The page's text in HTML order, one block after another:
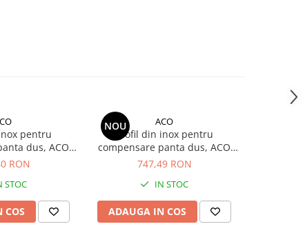
pentru
dus, ACO
lungime
mat
RON
STOC
COS
NOU ACO
Profil din inox pentru
compensare panta dus, ACO
ShowerStep, dreapta, lungime
finisaj mat
747,49 RON
IN STOC
ADAUGA IN COS